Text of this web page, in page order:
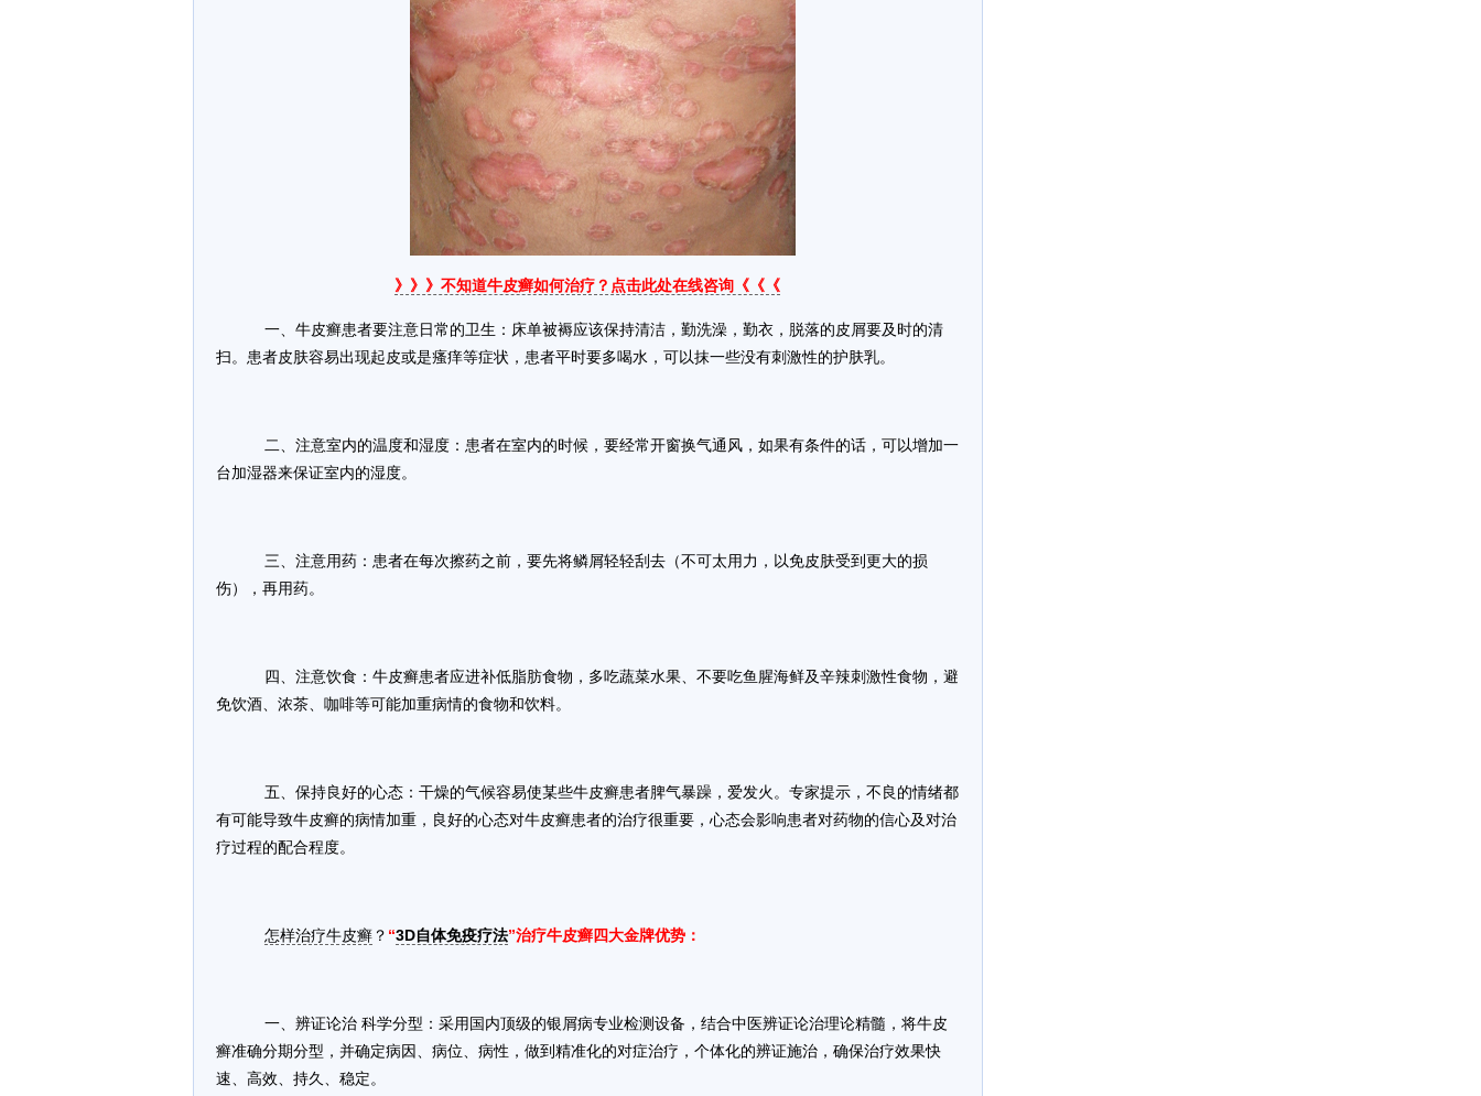
》》》不知道牛皮癣如何治疗？点击此处在线咨询《《《
一、牛皮癣患者要注意日常的卫生：床单被褥应该保持清洁，勤洗澡，勤衣，脱落的皮屑要及时的清
扫。患者皮肤容易出现起皮或是瘙痒等症状，患者平时要多喝水，可以抹一些没有刺激性的护肤乳。
二、注意室内的温度和湿度：患者在室内的时候，要经常开窗换气通风，如果有条件的话，可以增加一
台加湿器来保证室内的湿度。
三、注意用药：患者在每次擦药之前，要先将鳞屑轻轻刮去（不可太用力，以免皮肤受到更大的损
伤），再用药。
四、注意饮食：牛皮癣患者应进补低脂肪食物，多吃蔬菜水果、不要吃鱼腥海鲜及辛辣刺激性食物，避
免饮酒、浓茶、咖啡等可能加重病情的食物和饮料。
五、保持良好的心态：干燥的气候容易使某些牛皮癣患者脾气暴躁，爱发火。专家提示，不良的情绪都
有可能导致牛皮癣的病情加重，良好的心态对牛皮癣患者的治疗很重要，心态会影响患者对药物的信心及对治
疗过程的配合程度。
怎样治疗牛皮癣？ “3D自体免疫疗法”治疗牛皮癣四大金牌优势：
一、辨证论治 科学分型：采用国内顶级的银屑病专业检测设备，结合中医辨证论治理论精髓，将牛皮
癣准确分期分型，并确定病因、病位、病性，做到精准化的对症治疗，个体化的辨证施治，确保治疗效果快
速、高效、持久、稳定。